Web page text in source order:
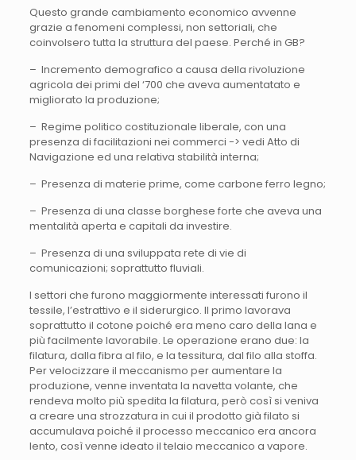
Questo grande cambiamento economico avvenne
grazie a fenomeni complessi, non settoriali, che
coinvolsero tutta la struttura del paese. Perché in GB?
– Incremento demografico a causa della rivoluzione
agricola dei primi del ‘700 che aveva aumentatato e
migliorato la produzione;
– Regime politico costituzionale liberale, con una
presenza di facilitazioni nei commerci -> vedi Atto di
Navigazione ed una relativa stabilità interna;
– Presenza di materie prime, come carbone ferro legno;
– Presenza di una classe borghese forte che aveva una
mentalità aperta e capitali da investire.
– Presenza di una sviluppata rete di vie di
comunicazioni; soprattutto fluviali.
I settori che furono maggiormente interessati furono il
tessile, l’estrattivo e il siderurgico. Il primo lavorava
soprattutto il cotone poiché era meno caro della lana e
più facilmente lavorabile. Le operazione erano due: la
filatura, dalla fibra al filo, e la tessitura, dal filo alla stoffa.
Per velocizzare il meccanismo per aumentare la
produzione, venne inventata la navetta volante, che
rendeva molto più spedita la filatura, però così si veniva
a creare una strozzatura in cui il prodotto già filato si
accumulava poiché il processo meccanico era ancora
lento, così venne ideato il telaio meccanico a vapore.